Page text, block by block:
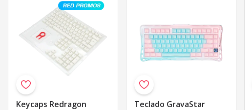
Keycaps Redragon
Teclado GravaStar